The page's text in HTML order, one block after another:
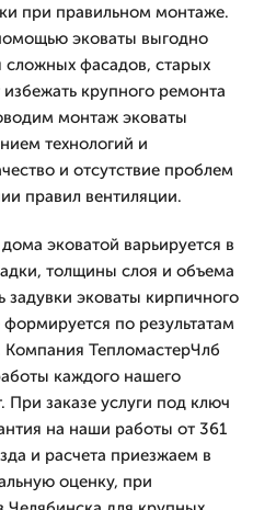
при правильном монтаже.
эковаты выгодно
сложных фасадов, старых
крупного ремонта
монтаж эковаты
технологий и
и отсутствие проблем
правил вентиляции.
эковатой варьируется в
толщины слоя и объема
эковаты кирпичного
по результатам
Компания ТепломастерЧлб
каждого нашего
При заказе услуги под ключ
на наши работы от 361
и расчета приезжаем в
оценку, при